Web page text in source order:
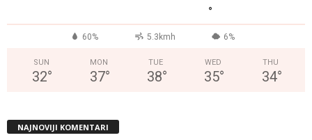
°
60% 5.3kmh 6%
SUN
32°
MON
37°
TUE
38°
WED
35°
THU
34°
NAJNOVIJI KOMENTARI